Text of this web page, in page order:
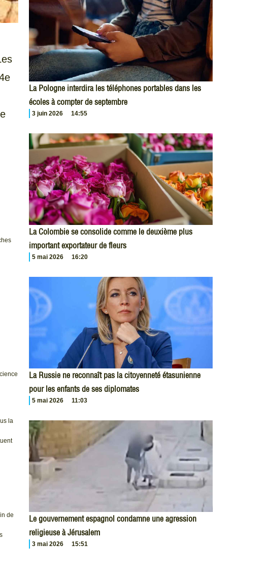
la
de
La Pologne interdira les téléphones portables dans les
écoles à compter de septembre
3 juin 2026 14:55
La Colombie se consolide comme le deuxième plus
important exportateur de fleurs
5 mai 2026 16:20
La Russie ne reconnaît pas la citoyenneté étasunienne
pour les enfants de ses diplomates
5 mai 2026 11:03
Le gouvernement espagnol condamne une agression
religieuse à Jérusalem
3 mai 2026 15:51